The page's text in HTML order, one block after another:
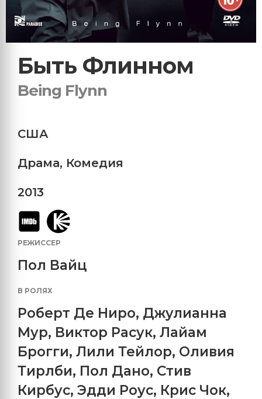
Быть Флинном
Being Flynn
США
Драма, Комедия
2013
РЕЖИССЕР
Пол Вайц
В РОЛЯХ
Роберт Де Ниро, Джулианна
Мур, Виктор Расук, Лайам
Брогги, Лили Тейлор, Оливия
Тирлби, Пол Дано, Стив
Кирбус, Эдди Роус, Крис Чок,